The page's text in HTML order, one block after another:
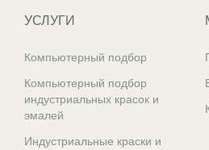
УСЛУГИ
Компьютерный подбор
Компьютерный подбор
индустриальных красок и
эмалей
Индустриальные краски и